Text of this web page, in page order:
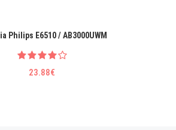
Philips E6510 / AB3000UWM
23.88€